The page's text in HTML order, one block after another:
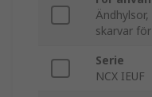
skarvar
Serie
NCX IEUF